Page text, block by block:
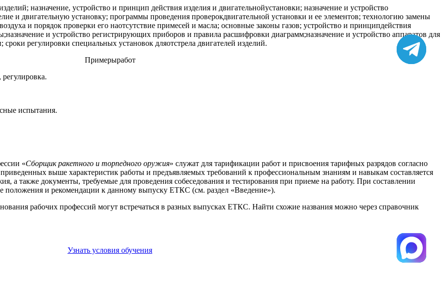
назначение, устройство и принцип действия изделия и двигательнойустановки; назначение и устройство
и двигательную установку; программы проведения проверокдвигательной установки и ее элементов; технологию замены
и порядок проверки его наотсутствие примесей и масла; основные законы газов; устройство и принципдействия
и устройство регистрирующих приборов и правила расшифровки диаграмм;назначение и устройство аппаратов для
регулировки специальных установок дляотстрела двигателей изделий.
Примерыработ
испытания.
«Сборщик ракетного и торпедного оружия» служат для тарификации работ и присвоения тарифных разрядов согласно
выше характеристик работы и предъявляемых требований к профессиональным знаниям и навыкам составляется
а также документы, требуемые для проведения собеседования и тестирования при приеме на работу. При составлении
и рекомендации к данному выпуску ЕТКС (см. раздел «Введение»).
рабочих профессий могут встречаться в разных выпусках ЕТКС. Найти схожие названия можно через справочник
Узнать условия обучения